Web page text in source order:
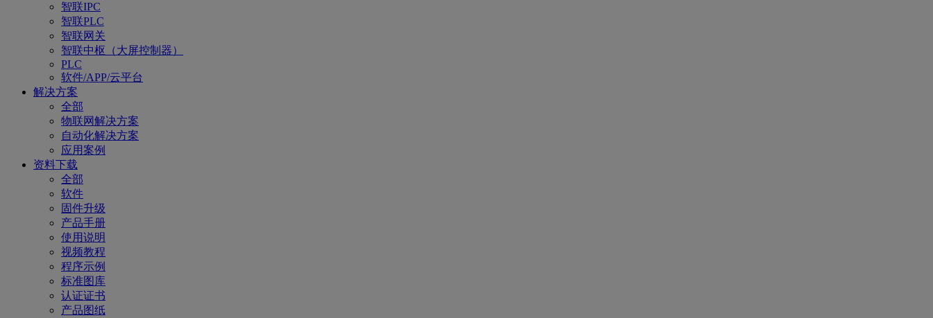
智联IPC
智联PLC
智联网关
智联中枢（大屏控制器）
PLC
软件/APP/云平台
解决方案
全部
物联网解决方案
自动化解决方案
应用案例
资料下载
全部
软件
固件升级
产品手册
使用说明
视频教程
程序示例
标准图库
认证证书
产品图纸